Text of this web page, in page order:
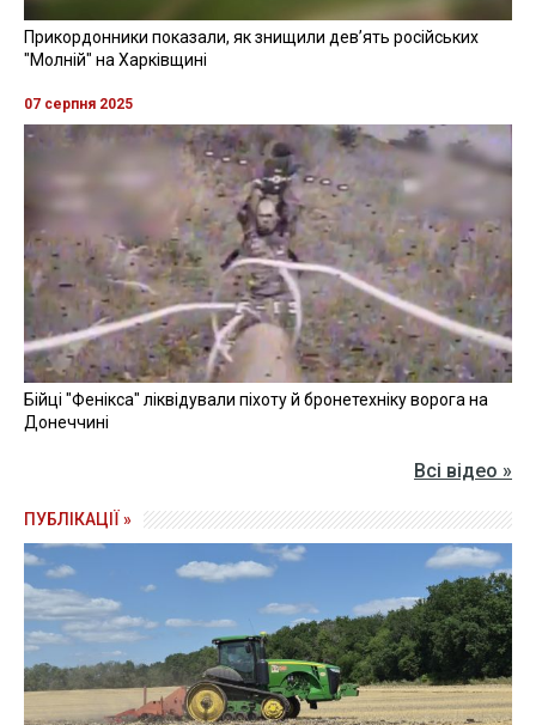
Прикордонники показали, як знищили девʼять російських
"Молній" на Харківщині
07 серпня 2025
Бійці "Фенікса" ліквідували піхоту й бронетехніку ворога на
Донеччині
Всі відео »
ПУБЛІКАЦІЇ »